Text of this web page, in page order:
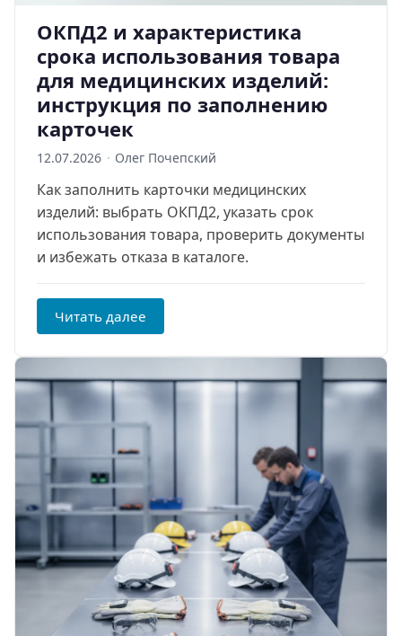
ОКПД2 и характеристика
срока использования товара
для медицинских изделий:
инструкция по заполнению
карточек
12.07.2026 · Олег Почепский
Как заполнить карточки медицинских
изделий: выбрать ОКПД2, указать срок
использования товара, проверить документы
и избежать отказа в каталоге.
Читать далее